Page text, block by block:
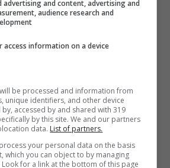
el’Inter sembrava il
riusciti a chiudere l’arrivo
nell’ultimo mercato,
diCorrea e Arnautovic
proprio i loro addii,
un ingaggio
advertising and content, advertising and
audience research and
access information on a device
be processed and information from
unique identifiers, and other device
accessed by and shared with 319
by this site. We and our partners
data. List of partners.
your personal data on the basis
which you can object to by managing
for a link at the bottom of this page